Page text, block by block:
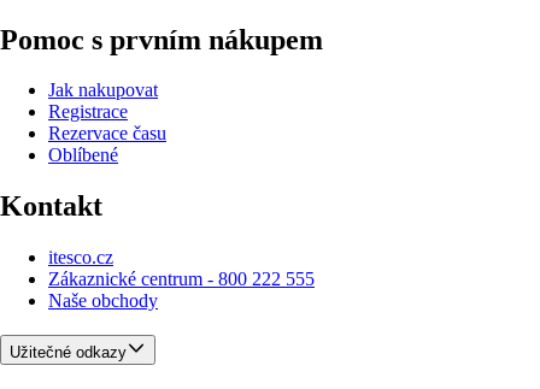
Pomoc s prvním nákupem
Jak nakupovat
Registrace
Rezervace času
Oblíbené
Kontakt
itesco.cz
Zákaznické centrum - 800 222 555
Naše obchody
Užitečné odkazy